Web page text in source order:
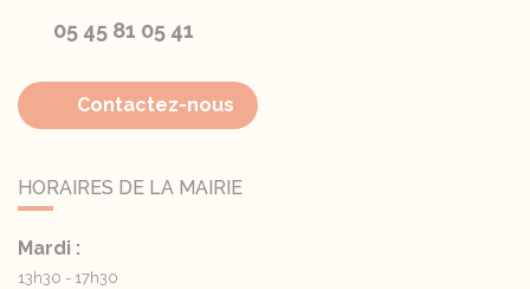
05 45 81 05 41
Contactez-nous
HORAIRES DE LA MAIRIE
Mardi :
13h30 - 17h30